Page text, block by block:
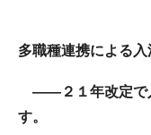
多職種連携による
――２１年改定で
す。